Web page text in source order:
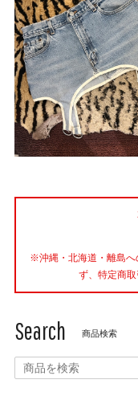
※沖縄・北海道・離島
ず、特定商
Search 商品検索